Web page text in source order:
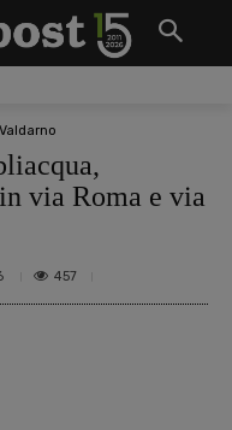
via Roma e via
457